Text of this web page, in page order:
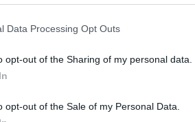
Data Processing Opt Outs
opt-out of the Sharing of my personal data.
opt-out of the Sale of my Personal Data.